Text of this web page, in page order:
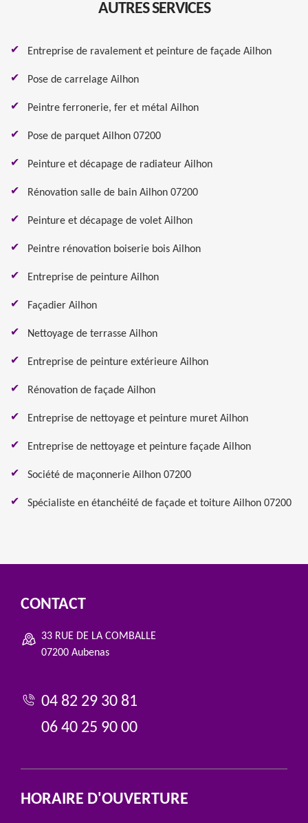
AUTRES SERVICES
Entreprise de ravalement et peinture de façade Ailhon
Pose de carrelage Ailhon
Peintre ferronerie, fer et métal Ailhon
Pose de parquet Ailhon 07200
Peinture et décapage de radiateur Ailhon
Rénovation salle de bain Ailhon 07200
Peinture et décapage de volet Ailhon
Peintre rénovation boiserie bois Ailhon
Entreprise de peinture Ailhon
Façadier Ailhon
Nettoyage de terrasse Ailhon
Entreprise de peinture extérieure Ailhon
Rénovation de façade Ailhon
Entreprise de nettoyage et peinture muret Ailhon
Entreprise de nettoyage et peinture façade Ailhon
Société de maçonnerie Ailhon 07200
Spécialiste en étanchéité de façade et toiture Ailhon 07200
CONTACT
33 RUE DE LA COMBALLE
07200 Aubenas
04 82 29 30 81
06 40 25 90 00
HORAIRE D'OUVERTURE